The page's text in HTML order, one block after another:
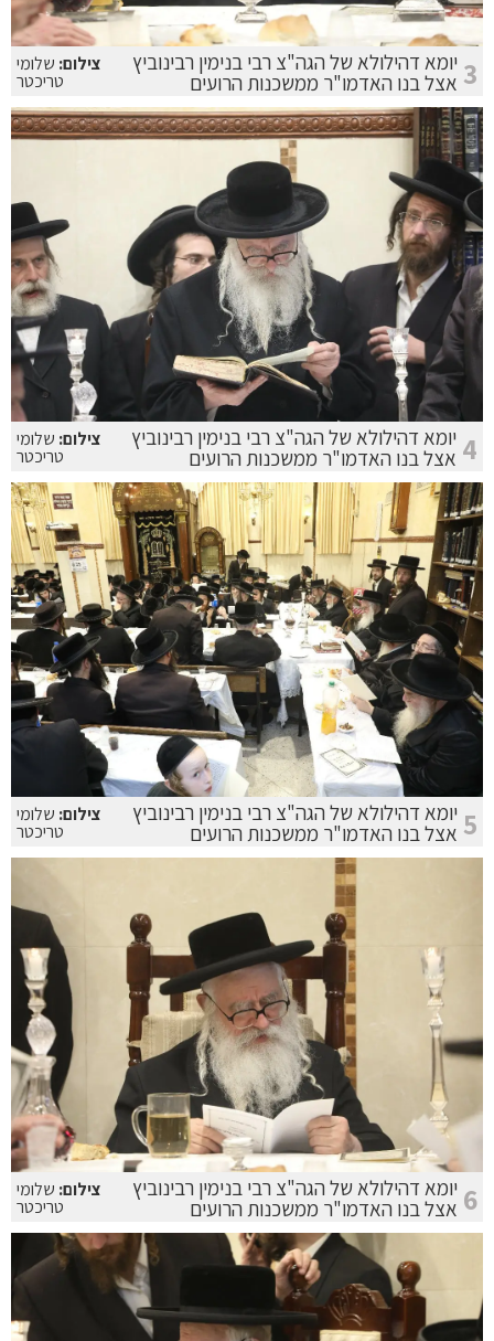
3 יומא דהילולא של הגה"צ רבי בנימין רבינוביץ
אצל בנו האדמו"ר ממשכנות הרועים
צילום: שלומי
טריכטר
4 יומא דהילולא של הגה"צ רבי בנימין רבינוביץ
אצל בנו האדמו"ר ממשכנות הרועים
צילום: שלומי
טריכטר
5 יומא דהילולא של הגה"צ רבי בנימין רבינוביץ
אצל בנו האדמו"ר ממשכנות הרועים
צילום: שלומי
טריכטר
6 יומא דהילולא של הגה"צ רבי בנימין רבינוביץ
אצל בנו האדמו"ר ממשכנות הרועים
צילום: שלומי
טריכטר